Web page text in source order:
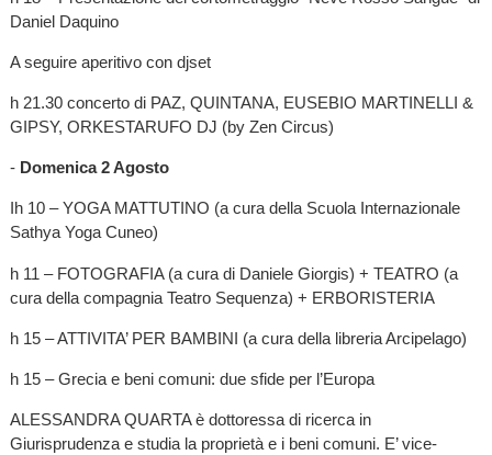
Daniel Daquino
A seguire aperitivo con djset
h 21.30 concerto di PAZ, QUINTANA, EUSEBIO MARTINELLI &
GIPSY, ORKESTARUFO DJ (by Zen Circus)
- Domenica 2 Agosto
Ih 10 – YOGA MATTUTINO (a cura della Scuola Internazionale
Sathya Yoga Cuneo)
h 11 – FOTOGRAFIA (a cura di Daniele Giorgis) + TEATRO (a
cura della compagnia Teatro Sequenza) + ERBORISTERIA
h 15 – ATTIVITA’ PER BAMBINI (a cura della libreria Arcipelago)
h 15 – Grecia e beni comuni: due sfide per l’Europa
ALESSANDRA QUARTA è dottoressa di ricerca in
Giurisprudenza e studia la proprietà e i beni comuni. E’ vice-